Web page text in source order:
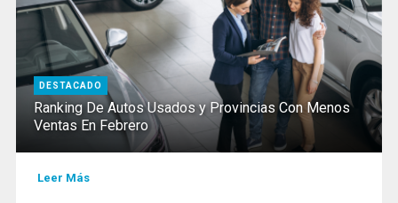
DESTACADO
Ranking De Autos Usados y Provincias Con Menos
Ventas En Febrero
Leer Más